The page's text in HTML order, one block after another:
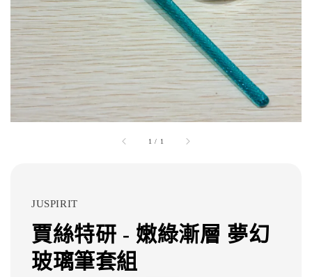
1 / 1
JUSPIRIT
賈絲特研 - 嫩綠漸層 夢幻
玻璃筆套組